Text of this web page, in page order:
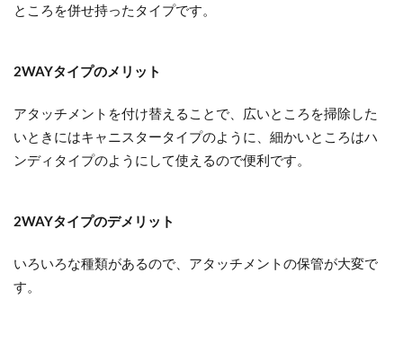
ところを併せ持ったタイプです。
2WAYタイプのメリット
アタッチメントを付け替えることで、広いところを掃除した
いときにはキャニスタータイプのように、細かいところはハ
ンディタイプのようにして使えるので便利です。
2WAYタイプのデメリット
いろいろな種類があるので、アタッチメントの保管が大変で
す。